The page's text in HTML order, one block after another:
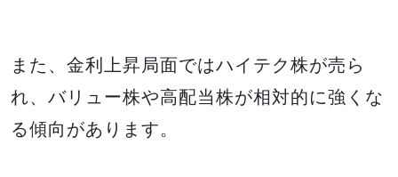
また、金利上昇局面ではハイテク株が売ら
れ、バリュー株や高配当株が相対的に強くな
る傾向があります。